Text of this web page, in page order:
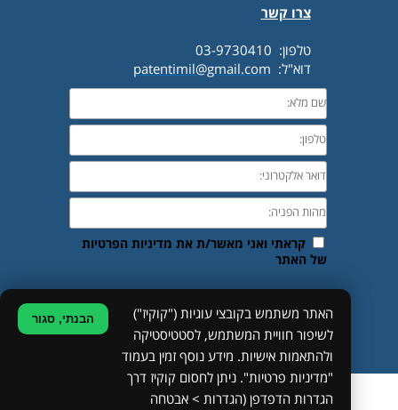
צרו קשר
טלפון: 03-9730410
דוא"ל: patentimil@gmail.com
©
הצהרת נגישות • מדיניות פרטיות
האתר משתמש בקובצי עוגיות ("קוקיז")
לשיפור חוויית המשתמש, לסטטיסטיקה
ולהתאמות אישיות. מידע נוסף זמין בעמוד
"מדיניות פרטיות". ניתן לחסום קוקיז דרך
הגדרות הדפדפן (הגדרות > אבטחה
הבנתי, סגור